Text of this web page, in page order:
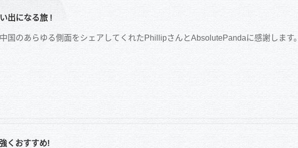
出になる旅 !
国のあらゆる側面をシェアしてくれたPhillipさんとAbsolutePandaに感謝します。
くおすすめ!